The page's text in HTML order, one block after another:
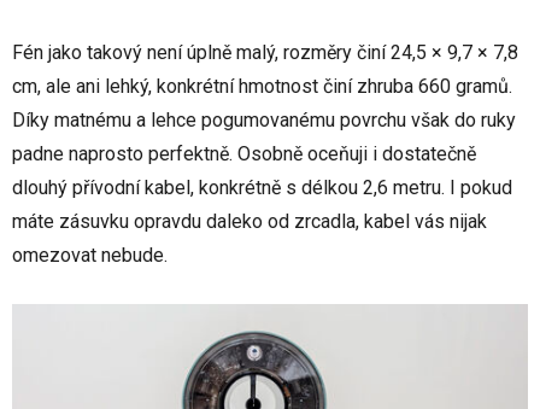
Fén jako takový není úplně malý, rozměry činí 24,5 × 9,7 × 7,8
cm, ale ani lehký, konkrétní hmotnost činí zhruba 660 gramů.
Díky matnému a lehce pogumovanému povrchu však do ruky
padne naprosto perfektně. Osobně oceňuji i dostatečně
dlouhý přívodní kabel, konkrétně s délkou 2,6 metru. I pokud
máte zásuvku opravdu daleko od zrcadla, kabel vás nijak
omezovat nebude.